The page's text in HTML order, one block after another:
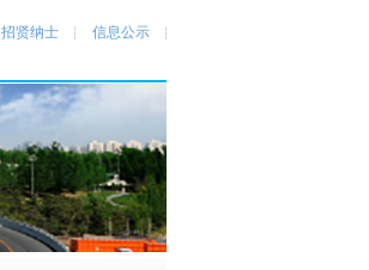
招贤纳士 信息公示